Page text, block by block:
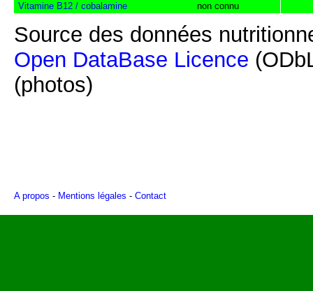
Vitamine B12 / cobalamine
non connu
Source des données
Open DataBase Licence
(photos)
A propos - Mentions légales - Contact